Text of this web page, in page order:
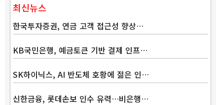
최신뉴스
한국투자증권, 연금 고객 접근성 향상…
KB국민은행, 예금토큰 기반 결제 인프…
SK하이닉스, AI 반도체 호황에 젊은 인…
신한금융, 롯데손보 인수 유력…비은행…